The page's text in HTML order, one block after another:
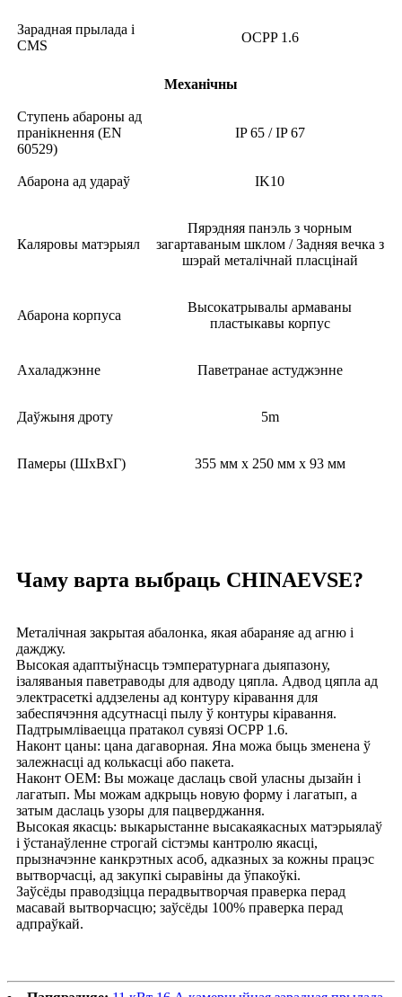
Зарадная прылада і
CMS
OCPP 1.6
Механічны
Ступень абароны ад
пранікнення (EN
60529)
IP 65 / IP 67
Абарона ад удараў IK10
Каляровы матэрыял
Пярэдняя панэль з чорным
загартаваным шклом / Задняя вечка з
шэрай металічнай пласцінай
Абарона корпуса
Высокатрывалы армаваны
пластыкавы корпус
Ахаладжэнне Паветранае астуджэнне
Даўжыня дроту 5m
Памеры (ШхВхГ) 355 мм х 250 мм х 93 мм
Чаму варта выбраць CHINAEVSE?
Металічная закрытая абалонка, якая абараняе ад агню і
дажджу.
Высокая адаптыўнасць тэмпературнага дыяпазону,
ізаляваныя паветраводы для адводу цяпла. Адвод цяпла ад
электрасеткі аддзелены ад контуру кіравання для
забеспячэння адсутнасці пылу ў контуры кіравання.
Падтрымліваецца пратакол сувязі OCPP 1.6.
Наконт цаны: цана дагаворная. Яна можа быць зменена ў
залежнасці ад колькасці або пакета.
Наконт OEM: Вы можаце даслаць свой уласны дызайн і
лагатып. Мы можам адкрыць новую форму і лагатып, а
затым даслаць узоры для пацверджання.
Высокая якасць: выкарыстанне высакаякасных матэрыялаў
і ўстанаўленне строгай сістэмы кантролю якасці,
прызначэнне канкрэтных асоб, адказных за кожны працэс
вытворчасці, ад закупкі сыравіны да ўпакоўкі.
Заўсёды праводзіцца перадвытворчая праверка перад
масавай вытворчасцю; заўсёды 100% праверка перад
адпраўкай.